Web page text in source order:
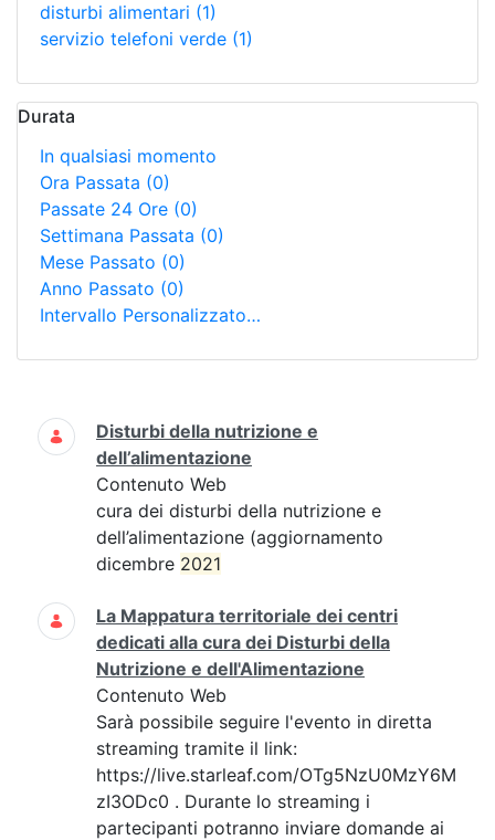
disturbi alimentari (1)
servizio telefoni verde (1)
Durata
In qualsiasi momento
Ora Passata (0)
Passate 24 Ore (0)
Settimana Passata (0)
Mese Passato (0)
Anno Passato (0)
Intervallo Personalizzato…
Ricerca
Disturbi della nutrizione e
dell’alimentazione
Contenuto Web
cura dei disturbi della nutrizione e
dell’alimentazione (aggiornamento
dicembre 2021
La Mappatura territoriale dei centri
dedicati alla cura dei Disturbi della
Nutrizione e dell'Alimentazione
Contenuto Web
Sarà possibile seguire l'evento in diretta
streaming tramite il link:
https://live.starleaf.com/OTg5NzU0MzY6M
zI3ODc0 . Durante lo streaming i
partecipanti potranno inviare domande ai